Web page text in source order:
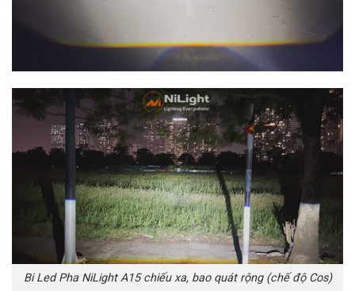
Bi Led Pha NiLight A15 chiếu xa, bao quát rộng (chế độ Cos)